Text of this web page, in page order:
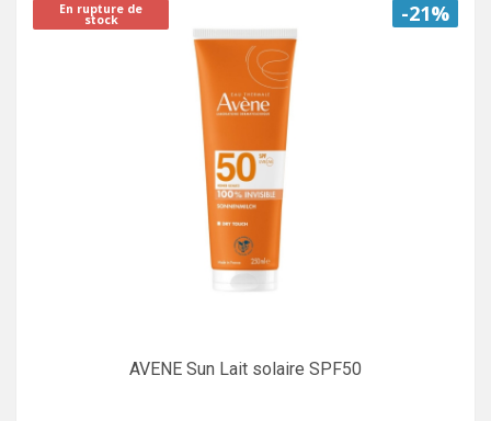
En rupture de
stock -21%
AVENE Sun Lait solaire SPF50